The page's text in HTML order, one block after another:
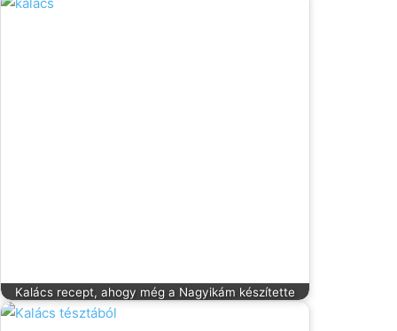
Kalács recept, ahogy még a Nagyikám készítette